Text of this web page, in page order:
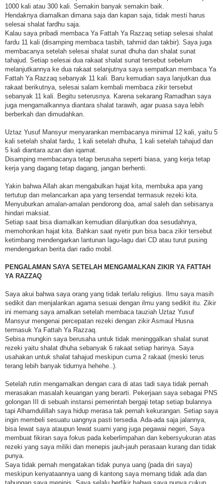
1000 kali atau 300 kali. Semakin banyak semakin baik.
Hendaknya diamalkan dimana saja dan kapan saja, tidak mesti harus
selesai shalat fardhu saja.
Kalau saya pribadi membaca Ya Fattah Ya Razzaq setiap selesai shalat
fardu 11 kali (disamping membaca tasbih, tahmid dan takbir). Saya juga
membacanya setelah selesai shalat sunat dhuha dan shalat sunat
tahajud. Setiap selesai dua rakaat shalat sunat tersebut sebelum
melanjutkannya ke dua rakaat selanjutnya saya sempatkan membaca Ya
Fattah Ya Razzaq sebanyak 11 kali. Baru kemudian saya lanjutkan dua
rakaat berikutnya, selesai salam kembali membaca zikir tersebut
sebanyak 11 kali. Begitu seterusnya. Karena sekarang Ramadhan saya
juga mengamalkannya diantara shalat tarawih, agar puasa saya lebih
berberkah dan dimudahkan.
Uztaz Yusuf Mansyur menyarankan membacanya minimal 12 kali, yaitu 5
kali setelah shalat fardu, 1 kali setelah dhuha, 1 kali setelah tahajud dan
5 kali diantara azan dan iqamat.
Disamping membacanya tetap berusaha seperti biasa, yang kerja tetap
kerja yang dagang tetap dagang, jangan berhenti.
Yakin bahwa Allah akan mengabulkan hajat kita, membuka apa yang
tertutup dan melancarkan apa yang tersendat termasuk rezeki kita.
Menyuburkan amalan-amalan pendorong doa, amal saleh dan sebisanya
hindari maksiat.
Setiap saat bisa diamalkan kemudian dilanjutkan doa sesudahnya,
memohonkan hajat kita. Bahkan saat nyetir pun bisa baca zikir tersebut
ketimbang mendengarkan lantunan lagu-lagu dari CD atau turut pusing
mendengarkan berita dari radio mobil.
PENGALAMAN SAYA SETELAH MENGAMALKAN ZIKIR YA FATTAH
YA RAZZAQ
Saya akui bahwa saya orang yang tidak terlalu religius. Ilmu saya masih
sedikit dan menjalankan agama sesuai dengan ilmu yang sedikit itu. Zikir
ini memang saya amalkan setelah membaca tauziah Uztaz Yusuf
Mansyur mengenai percepatan rezeki dengan zikir Asmaul Husna
termasuk Ya Fattah Ya Razzaq.
Sebisa mungkin saya berusaha untuk tidak meninggalkan shalat sunat
rezeki yaitu shalat dhuha sebanyak 6 rakaat setiap harinya. Saya
usahakan untuk shalat tahajud meskipun cuma 2 rakaat (meski terus
terang lebih banyak tidurnya hehehe..).
Setelah rutin mengamalkan dengan cara di atas tadi saya tidak pernah
merasakan masalah keuangan yang berarti. Pekerjaan saya sebagai PNS
golongan III di sebuah instansi pemerintah bergaji tetap setiap bulannya
tapi Alhamdulillah saya hidup merasa tak pernah kekurangan. Setiap saya
ingin membeli sesuatu uangnya pasti tersedia. Ada-ada saja jalannya,
bisa lewat saya ataupun lewat suami yang juga pegawai negeri, Saya
membuat fikiran saya fokus pada keberlimpahan dan kebersyukuran atas
rezeki yang saya miliki dan menepis jauh-jauh perasaan kurang dan tidak
punya.
Saya tidak pernah mengatakan tidak punya uang (pada diri saya)
meskipun kenyataannya uang di kantong saya memang tidak ada dan